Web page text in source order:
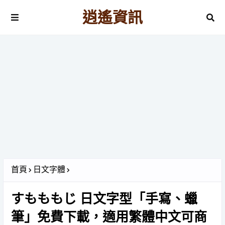
逍遙資訊
首頁 日文字體
すもももじ 日文字型「手寫、蠟
筆」免費下載，適用繁體中文可商